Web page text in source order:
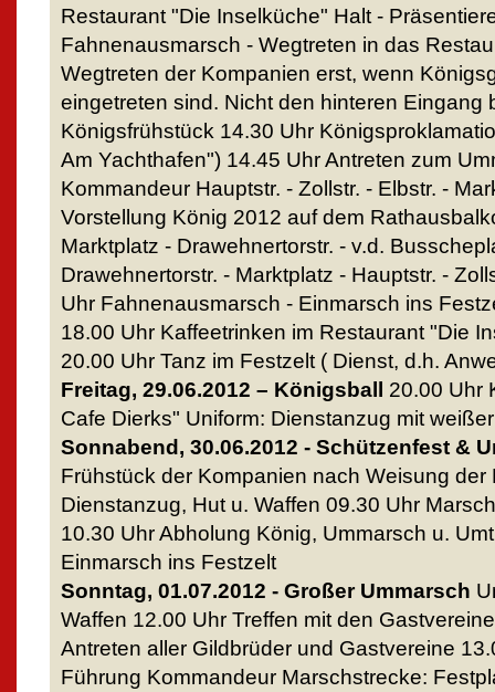
Restaurant "Die Inselküche" Halt -
Fahnenausmarsch - Wegtreten in das
Wegtreten der Kompanien erst, wenn
eingetreten sind. Nicht den hinteren Eingang
Königsfrühstück 14.30 Uhr
Am Yachthafen") 14.45 Uhr Antreten zum
Kommandeur Hauptstr. - Zollstr. - Elbstr. -
Vorstellung König 2012 auf dem
Marktplatz - Drawehnertorstr. - v.d.
Drawehnertorstr. - Marktplatz - Hauptstr. -
Uhr Fahnenausmarsch - Einmarsch ins
18.00 Uhr Kaffeetrinken im Restaurant "Die
20.00 Uhr Tanz im Festzelt ( Dienst, d.h.
Freitag, 29.06.2012 – Königsball 20.00 Uhr
Cafe Dierks" Uniform: Dienstanzug mit
Sonnabend, 30.06.2012 - Schützenfest &
Frühstück der Kompanien nach Weisung der
Dienstanzug, Hut u. Waffen 09.30 Uhr
10.30 Uhr Abholung König, Ummarsch u.
Einmarsch ins Festzelt
Sonntag, 01.07.2012 - Großer Ummarsch
Waffen 12.00 Uhr Treffen mit den
Antreten aller Gildbrüder und Gastvereine
Führung Kommandeur Marschstrecke: